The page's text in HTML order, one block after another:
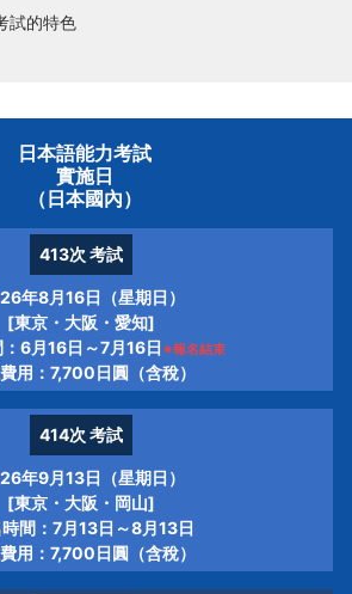
試的特色
日本語能力考試
實施日
（日本國內）
413次 考試
年8月16日（星期日）
[東京・大阪・愛知]
6月16日～7月16日 ※報名結束
用：7,700日圓（含稅）
414次 考試
年9月13日（星期日）
[東京・大阪・岡山]
間：7月13日～8月13日
用：7,700日圓（含稅）